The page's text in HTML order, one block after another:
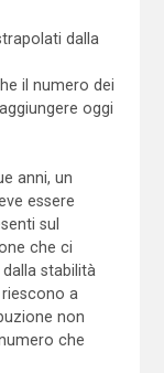
dalla
il numero dei
oggi
anni, un
essere
sul
che ci
stabilità
a
non
che